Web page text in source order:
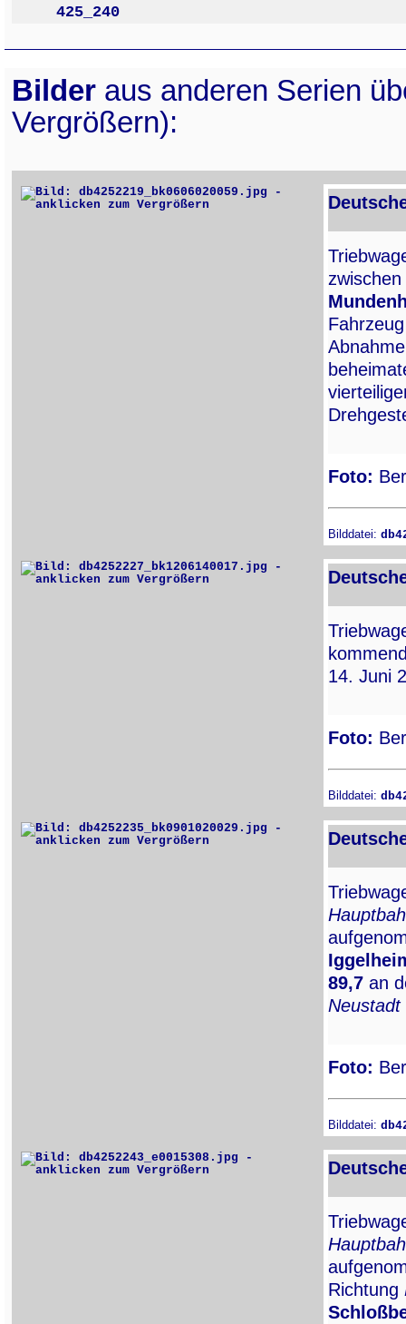
425_240
Bilder aus anderen Serien
Vergrößern):
zwischen
Foto:
Bilddatei:
14. Juni
Foto:
Bilddatei:
89,7 an
Foto:
Bilddatei:
Richtung